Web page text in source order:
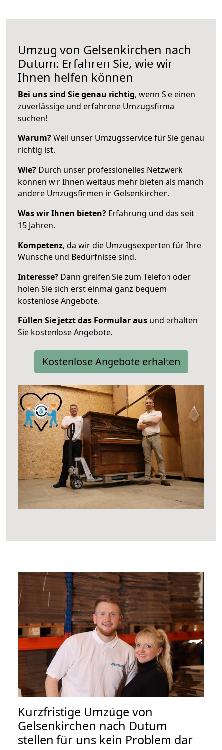
Umzug von Gelsenkirchen nach
Dutum: Erfahren Sie, wie wir
Ihnen helfen können
Bei uns sind Sie genau richtig, wenn Sie einen
zuverlässige und erfahrene Umzugsfirma
suchen!
Warum?Weil unser Umzugsservice für Sie genau
richtig ist.
Wie? Durch unser professionelles Netzwerk
können wir Ihnen weitaus mehr bieten als manch
andere Umzugsfirmen in Gelsenkirchen.
Was wir Ihnen bieten? Erfahrung und das seit
15 Jahren.
Kompetenz, da wir die Umzugsexperten für Ihre
Wünsche und Bedürfnisse sind.
Interesse? Dann greifen Sie zum Telefon oder
holen Sie sich erst einmal ganz bequem
kostenlose Angebote.
Füllen Sie jetzt das Formular aus und erhalten
Sie kostenlose Angebote.
Kostenlose Angebote erhalten
Kurzfristige Umzüge von
Gelsenkirchen nach Dutum
stellen für uns kein Problem dar